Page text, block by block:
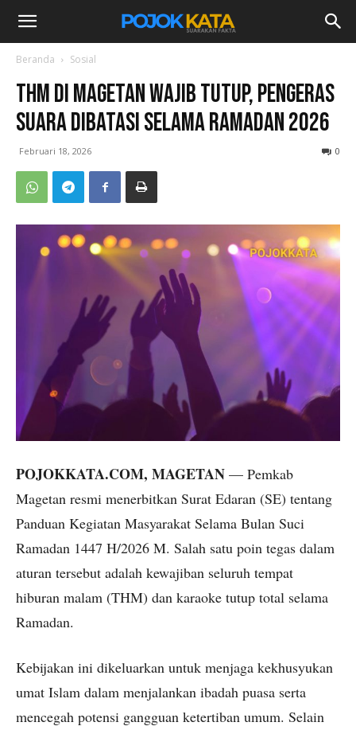
Beranda Sosial
THM di Magetan Wajib Tutup, Pengeras
Suara Dibatasi Selama Ramadan 2026
Februari 18, 2026 0
POJOKKATA.COM, MAGETAN — Pemkab
Magetan resmi menerbitkan Surat Edaran (SE) tentang
Panduan Kegiatan Masyarakat Selama Bulan Suci
Ramadan 1447 H/2026 M. Salah satu poin tegas dalam
aturan tersebut adalah kewajiban seluruh tempat
hiburan malam (THM) dan karaoke tutup total selama
Ramadan.
Kebijakan ini dikeluarkan untuk menjaga kekhusyukan
umat Islam dalam menjalankan ibadah puasa serta
mencegah potensi gangguan ketertiban umum. Selain